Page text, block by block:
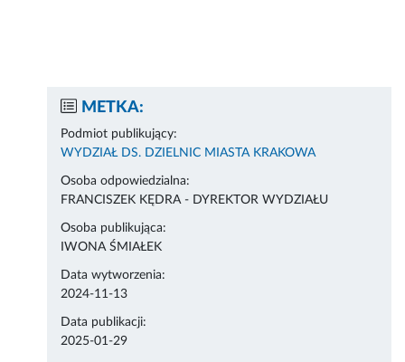
METKA:
Podmiot publikujący:
WYDZIAŁ DS. DZIELNIC MIASTA KRAKOWA
Osoba odpowiedzialna:
FRANCISZEK KĘDRA - DYREKTOR WYDZIAŁU
Osoba publikująca:
IWONA ŚMIAŁEK
Data wytworzenia:
2024-11-13
Data publikacji:
2025-01-29